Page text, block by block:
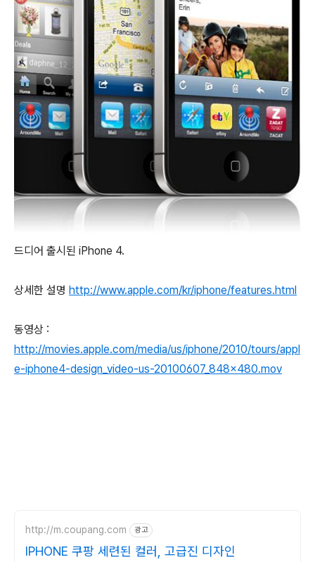
드디어 출시된 iPhone 4.
상세한 설명 http://www.apple.com/kr/iphone/features.html
동영상 :
http://movies.apple.com/media/us/iphone/2010/tours/appl
e-iphone4-design_video-us-20100607_848x480.mov
http://m.coupang.com 광고
IPHONE 쿠팡 세련된 컬러, 고급진 디자인